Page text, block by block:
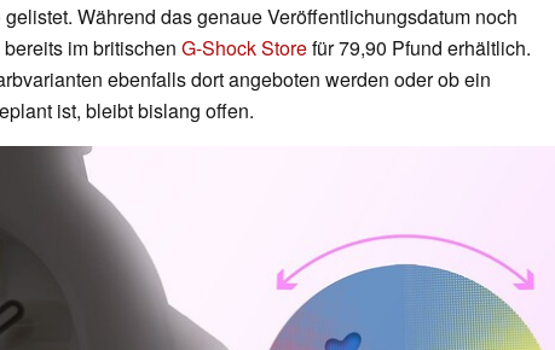
Während das genaue Veröffentlichungsdatum noch
im britischen G-Shock Storefür 79,90 Pfund erhältlich.
ebenfalls dort angeboten werden oder ob ein
ist, bleibt bislang offen.